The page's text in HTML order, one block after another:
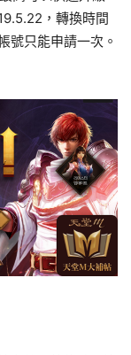
，轉換時間
號只能申請一次。